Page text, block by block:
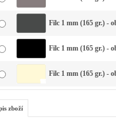
Filc 1 mm (165 gr.) -
Filc 1 mm (165 gr.) -
Filc 1 mm (165 gr.) -
zboží